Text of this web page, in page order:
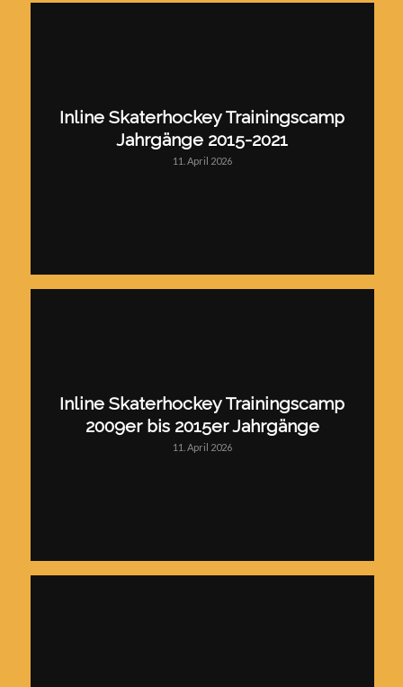
Inline Skaterhockey Trainingscamp
Jahrgänge 2015-2021
11. April 2026
Inline Skaterhockey Trainingscamp
2009er bis 2015er Jahrgänge
11. April 2026